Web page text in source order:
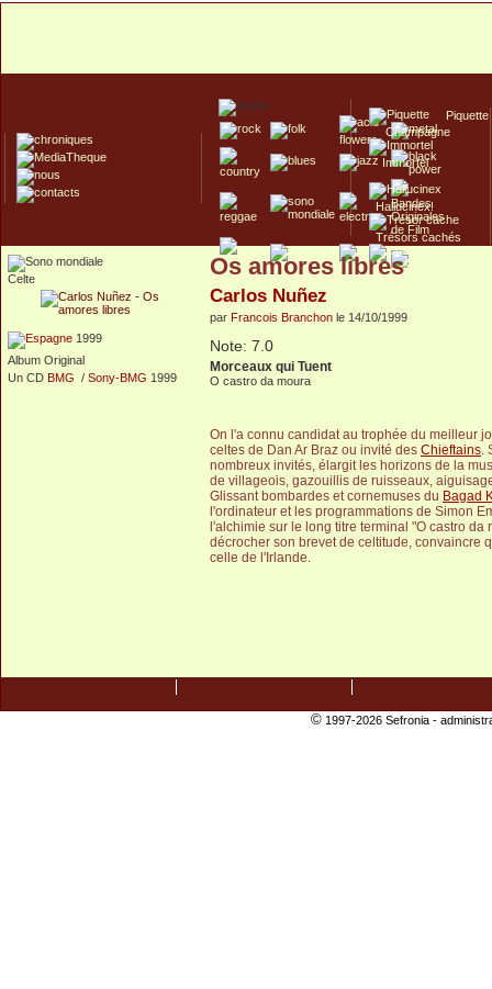
Piquette
Champagne
Immortel
Hallucinex!
Trésors cachés
Culte/Collector
Celte
1999
Album Original
Un CD BMG / Sony-BMG 1999
Os amores libres
Carlos Nuñez
par Francois Branchon le 14/10/1999
Note: 7.0
Morceaux qui Tuent
O castro da moura
On l'a connu candidat au trophée du meilleur
celtes de Dan Ar Braz ou invité des Chieftains.
nombreux invités, élargit les horizons de la
de villageois, gazouillis de ruisseaux,
Glissant bombardes et cornemuses du Bagad
l'ordinateur et les programmations de Simon
l'alchimie sur le long titre terminal "O castro
décrocher son brevet de celtitude, convaincre
celle de l'Irlande.
©1997-2026 Sefronia -